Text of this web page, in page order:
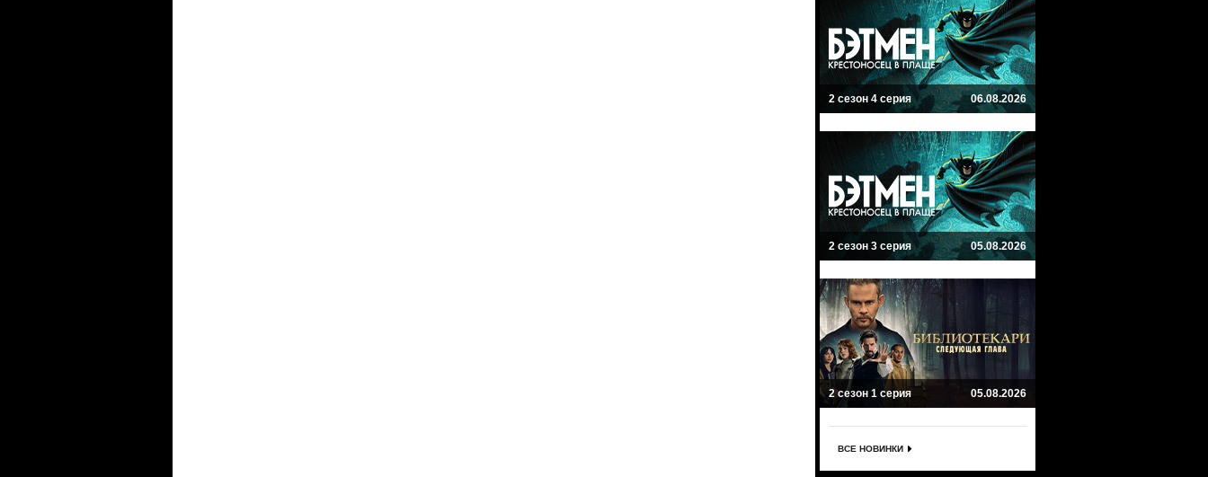
2 сезон 4 серия 06.08.2026
2 сезон 3 серия 05.08.2026
2 сезон 1 серия 05.08.2026
ВСЕ НОВИНКИ